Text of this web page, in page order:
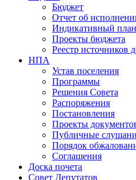
Бюджет
Отчет об
Индикативный план
Проекты бюджета
Реестр источников
НПА
Устав поселения
Программы
Решения Совета
Распоряжения
Постановления
Проекты
Публичные
Порядок
Соглашения
Доска почета
Совет Депутатов